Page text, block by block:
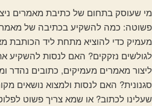
מי שעוסק בתחום של כתיבת מאמרים
פשוטה: כמה להשקיע בכתיבה של
מעמיק כדי להוציא מתחת ליד הכותבת
לגולשים נזקקים? האם לנסות להשקיע
ליצור מאמרים מעמיקים, כתובים נהדר
סגנונית? האם לנסות ולמצוא נושאים
שעלינו לכתוב? או שמא צריך פשוט